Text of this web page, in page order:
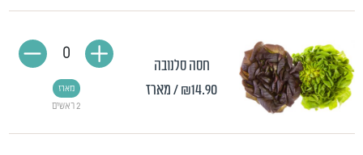
חסה סלנובה
₪14.90/ מארז
2 ראשים
מארז
0